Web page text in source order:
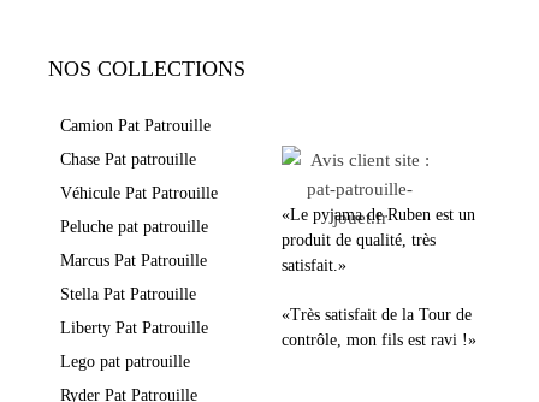
NOS COLLECTIONS
Camion Pat Patrouille
Chase Pat patrouille
Véhicule Pat Patrouille
Peluche pat patrouille
Marcus Pat Patrouille
Stella Pat Patrouille
Liberty Pat Patrouille
Lego pat patrouille
Ryder Pat Patrouille
«Le pyjama de Ruben est un
produit de qualité, très
satisfait.»
«Très satisfait de la Tour de
contrôle, mon fils est ravi !»